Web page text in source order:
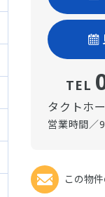
TEL
タクトホ
営業時間／9
この物